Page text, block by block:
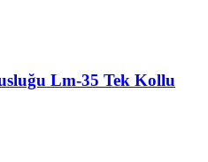
Lm-35 Tek Kollu